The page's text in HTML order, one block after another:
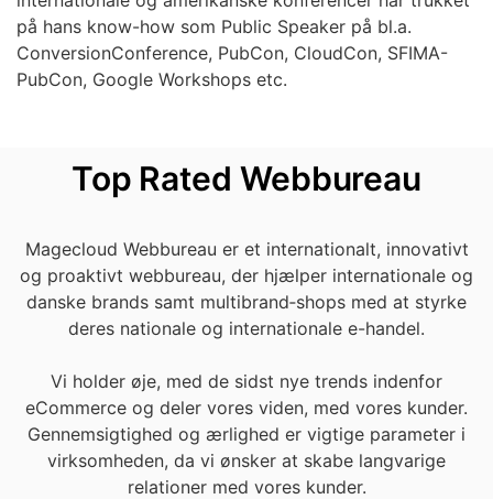
på hans know-how som Public Speaker på bl.a.
ConversionConference, PubCon, CloudCon, SFIMA-
PubCon, Google Workshops etc.
Top Rated Webbureau
Magecloud Webbureau er et internationalt, innovativt
og proaktivt webbureau, der hjælper internationale og
danske brands samt multibrand‐shops med at styrke
deres nationale og internationale e-handel.
Vi holder øje, med de sidst nye trends indenfor
eCommerce og deler vores viden, med vores kunder.
Gennemsigtighed og ærlighed er vigtige parameter i
virksomheden, da vi ønsker at skabe langvarige
relationer med vores kunder.